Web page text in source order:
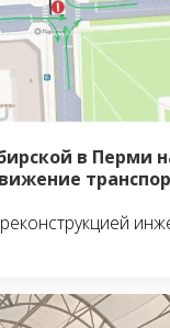
в Перми